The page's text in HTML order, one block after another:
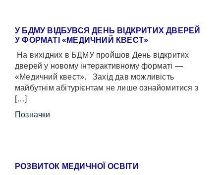
У БДМУ ВІДБУВСЯ ДЕНЬ ВІДКРИТИХ ДВЕРЕЙ
У ФОРМАТІ «МЕДИЧНИЙ КВЕСТ»
На вихідних в БДМУ пройшов День відкритих
дверей у новому інтерактивному форматі —
«Медичний квест». Захід дав можливість
майбутнім абітурієнтам не лише ознайомитися з
[…]
Позначки
РОЗВИТОК МЕДИЧНОЇ ОСВІТИ